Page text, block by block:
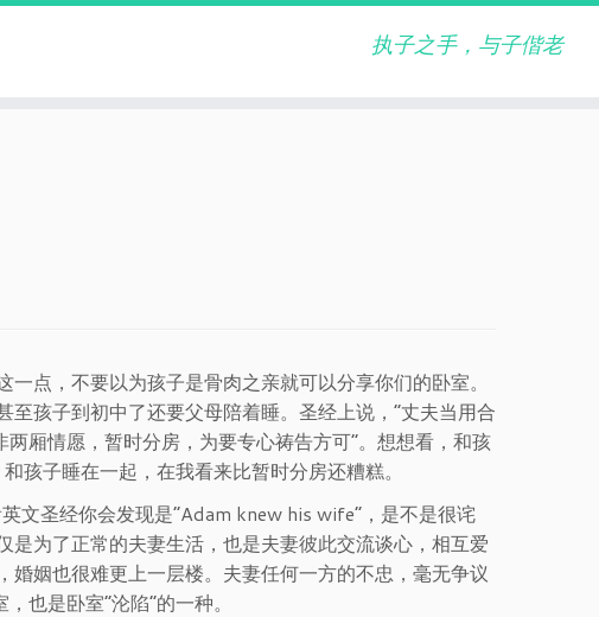
执子之手，与子偕老
点，不要以为孩子是骨肉之亲就可以分享你们的卧室。
孩子到初中了还要父母陪着睡。圣经上说，“丈夫当用合
厢情愿，暂时分房，为要专心祷告方可”。想想看，和孩
孩子睡在一起，在我看来比暂时分房还糟糕。
文圣经你会发现是“Adam knew his wife”，是不是很诧
为了正常的夫妻生活，也是夫妻彼此交流谈心，相互爱
姻也很难更上一层楼。夫妻任何一方的不忠，毫无争议
也是卧室“沦陷”的一种。